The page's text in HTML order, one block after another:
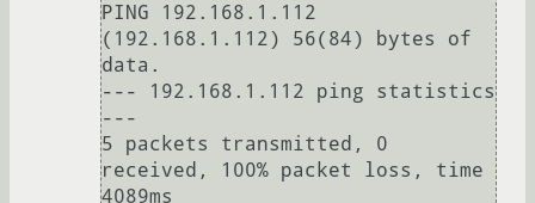
PING 192.168.1.112
(192.168.1.112) 56(84) bytes of
data.
--- 192.168.1.112 ping statistics
---
5 packets transmitted, 0
received, 100% packet loss, time